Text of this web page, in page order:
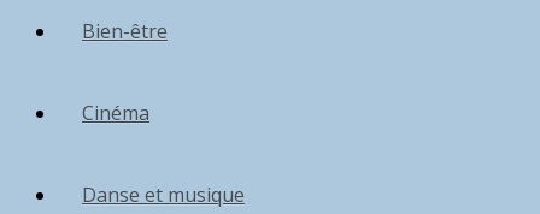
Bien-être
Cinéma
Danse et musique